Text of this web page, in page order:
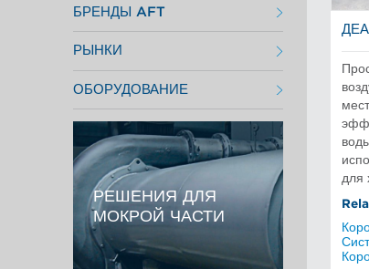
Роторы для сортировок
Сортирующие пластины
Фильтрующие элементы
Цилиндрические сита для
сортировок
БРЕНДЫ AFT
Размол Finebar
Системы короткой циркуляции
POM
Сортирование Max
РЫНКИ
Короткая циркуляция
Макулатурное волокно
Механическая целлюлоза
Промышленные сита и пластины
Размол волокна
Сортирование и сепарация в
пищевой промышленности
Химическая целлюлоза
ОБОРУДОВАНИЕ
Массоподготовка
Сортировки
РЕШЕНИЯ ДЛЯ
МОКРОЙ ЧАСТИ
для